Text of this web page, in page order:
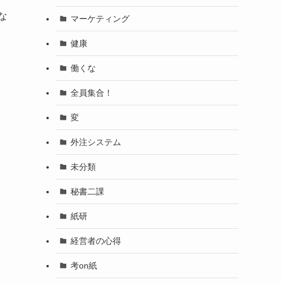
マーケティング
健康
働くな
全員集合！
変
外注システム
未分類
秘書二課
紙研
経営者の心得
考on紙